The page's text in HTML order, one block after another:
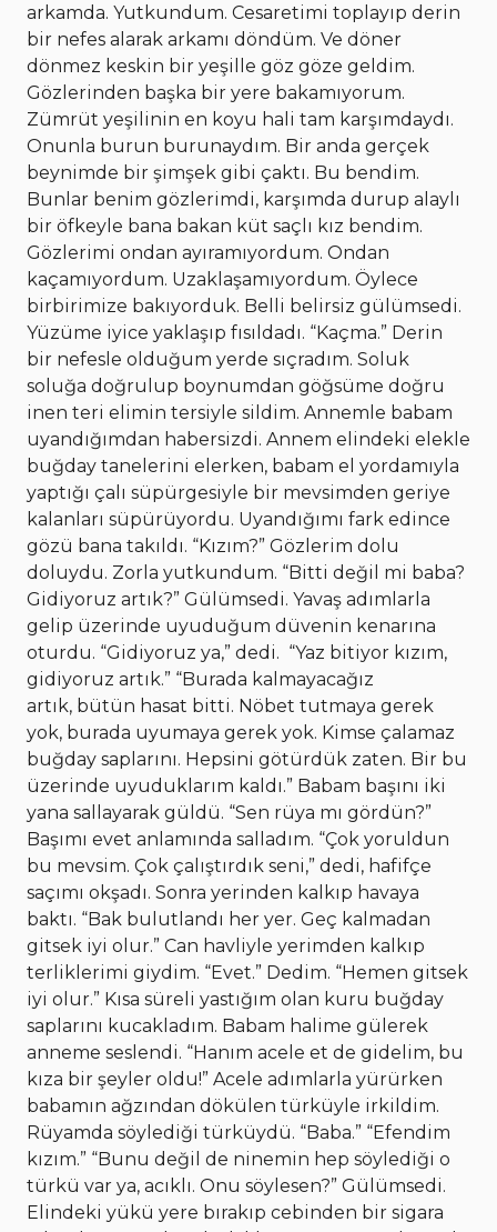
arkamda. Yutkundum. Cesaretimi toplayıp derin
bir nefes alarak arkamı döndüm. Ve döner
dönmez keskin bir yeşille göz göze geldim.
Gözlerinden başka bir yere bakamıyorum.
Zümrüt yeşilinin en koyu hali tam karşımdaydı.
Onunla burun burunaydım. Bir anda gerçek
beynimde bir şimşek gibi çaktı. Bu bendim.
Bunlar benim gözlerimdi, karşımda durup alaylı
bir öfkeyle bana bakan küt saçlı kız bendim.
Gözlerimi ondan ayıramıyordum. Ondan
kaçamıyordum. Uzaklaşamıyordum. Öylece
birbirimize bakıyorduk. Belli belirsiz gülümsedi.
Yüzüme iyice yaklaşıp fısıldadı. “Kaçma.” Derin
bir nefesle olduğum yerde sıçradım. Soluk
soluğa doğrulup boynumdan göğsüme doğru
inen teri elimin tersiyle sildim. Annemle babam
uyandığımdan habersizdi. Annem elindeki elekle
buğday tanelerini elerken, babam el yordamıyla
yaptığı çalı süpürgesiyle bir mevsimden geriye
kalanları süpürüyordu. Uyandığımı fark edince
gözü bana takıldı. “Kızım?” Gözlerim dolu
doluydu. Zorla yutkundum. “Bitti değil mi baba?
Gidiyoruz artık?” Gülümsedi. Yavaş adımlarla
gelip üzerinde uyuduğum düvenin kenarına
oturdu. “Gidiyoruz ya,” dedi. “Yaz bitiyor kızım,
gidiyoruz artık.” “Burada kalmayacağız
artık, bütün hasat bitti. Nöbet tutmaya gerek
yok, burada uyumaya gerek yok. Kimse çalamaz
buğday saplarını. Hepsini götürdük zaten. Bir bu
üzerinde uyuduklarım kaldı.” Babam başını iki
yana sallayarak güldü. “Sen rüya mı gördün?”
Başımı evet anlamında salladım. “Çok yoruldun
bu mevsim. Çok çalıştırdık seni,” dedi, hafifçe
saçımı okşadı. Sonra yerinden kalkıp havaya
baktı. “Bak bulutlandı her yer. Geç kalmadan
gitsek iyi olur.” Can havliyle yerimden kalkıp
terliklerimi giydim. “Evet.” Dedim. “Hemen gitsek
iyi olur.” Kısa süreli yastığım olan kuru buğday
saplarını kucakladım. Babam halime gülerek
anneme seslendi. “Hanım acele et de gidelim, bu
kıza bir şeyler oldu!” Acele adımlarla yürürken
babamın ağzından dökülen türküyle irkildim.
Rüyamda söylediği türküydü. “Baba.” “Efendim
kızım.” “Bunu değil de ninemin hep söylediği o
türkü var ya, acıklı. Onu söylesen?” Gülümsedi.
Elindeki yükü yere bırakıp cebinden bir sigara